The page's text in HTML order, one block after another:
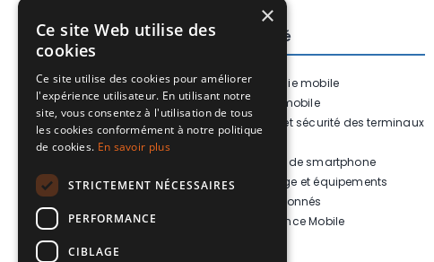
Notre entreprise
Le groupe SAPH
Recrutement
Nos partenaires
Nos webinars
Contactez-nous
Mobilité
Téléphonie mobile
Internet mobile
Gestion et sécurité des terminaux
Location de smartphone
Recyclage et équipements
reconditionnés
Infogérance Mobile
×
Ce site Web utilise des
cookies
Ce site utilise des cookies pour améliorer
l'expérience utilisateur. En utilisant notre
site, vous consentez à l'utilisation de tous
les cookies conformément à notre politique
de cookies. En savoir plus
STRICTEMENT NÉCESSAIRES
PERFORMANCE
CIBLAGE